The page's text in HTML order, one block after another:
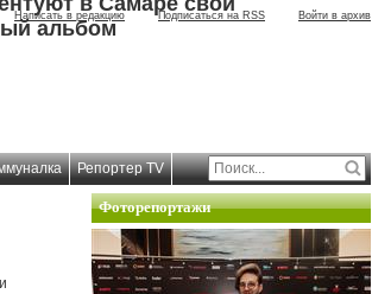
Написать в редакцию Подписаться на RSS Войти в архив
альбом
Репортер TV
Фоторепортажи